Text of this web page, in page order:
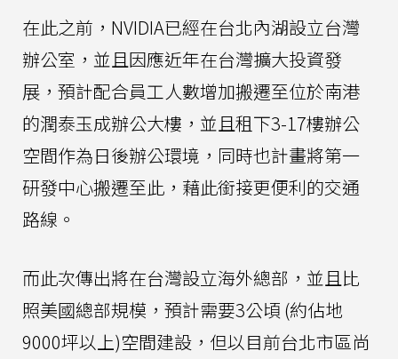
在此之前，NVIDIA已經在台北內湖設立台灣
辦公室，並且因應近年在台灣擴大投資發
展，預計配合員工人數增加搬遷至位於南港
的潤泰玉成辦公大樓，並且租下3-17樓辦公
空間作為日後辦公環境，同時也計畫將第一
研發中心搬遷至此，藉此銜接更便利的交通
路線。
而此次傳出將在台灣設立海外總部，並且比
照美國總部規模，預計需要3公頃 (約佔地
9000坪以上)空間建設，但以目前台北市區尚